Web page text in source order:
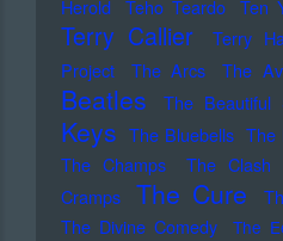
Herold
Teho Teardo Ten
Terry Callier Terry
Project
The Arcs The
Beatles
The Beautiful
Keys The Bluebells The
The Champs
The Clash
Cramps
The Cure
The Divine Comedy
The